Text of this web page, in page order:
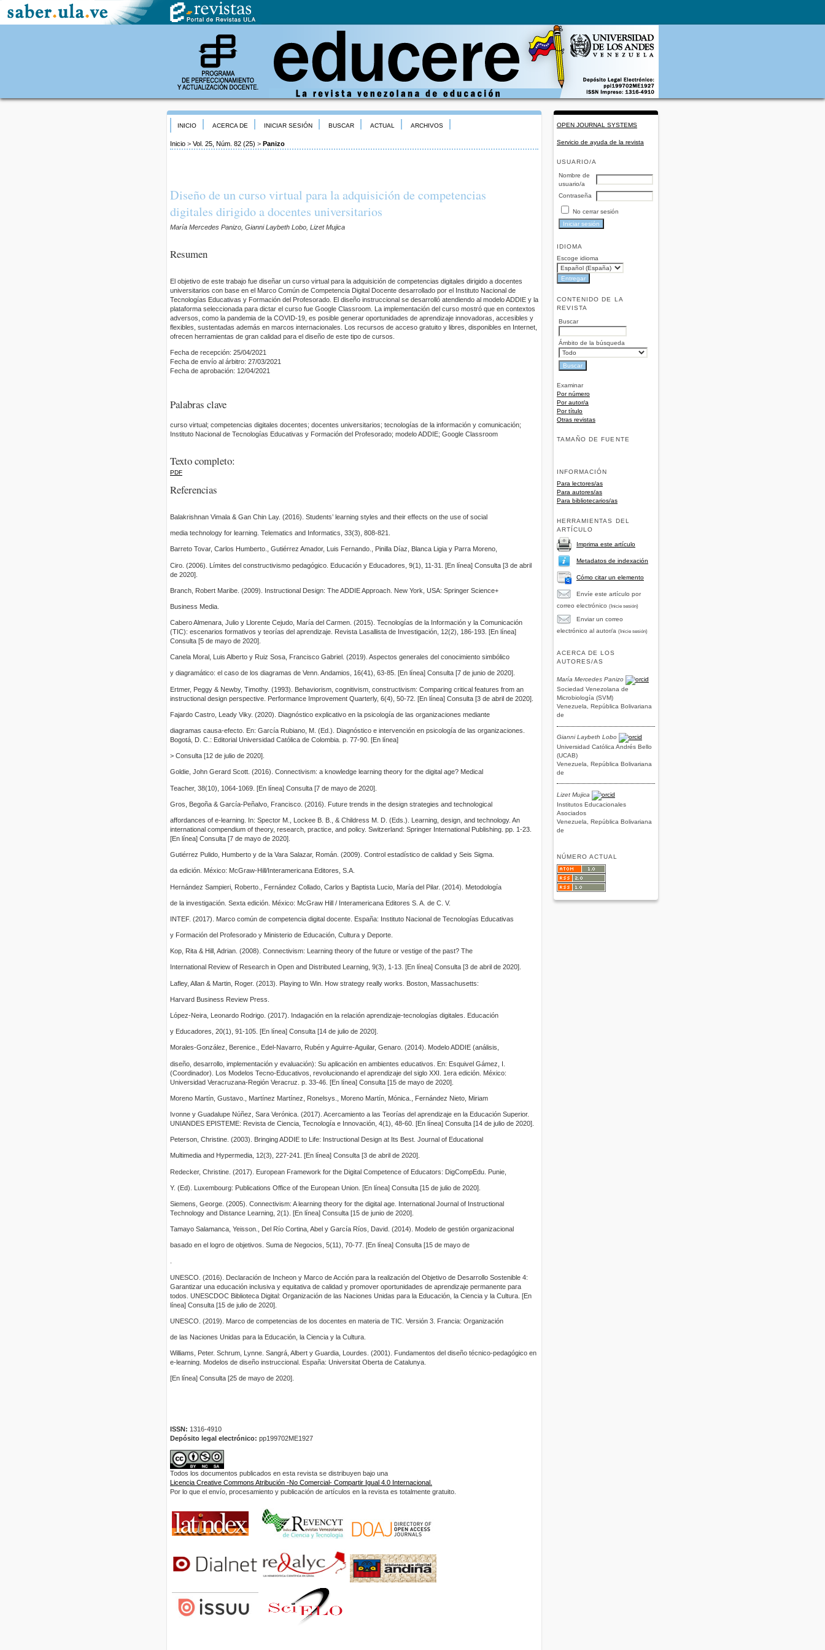
OPEN JOURNAL SYSTEMS
Servicio de ayuda de la revista
USUARIO/A
Nombre de
usuario/a
Contraseña
No cerrar sesión
IDIOMA
Escoge idioma
CONTENIDO DE LA
REVISTA
Buscar
Ámbito de la búsqueda
Examinar
Por número
Por autor/a
Por título
Otras revistas
TAMAÑO DE FUENTE
INFORMACIÓN
Para lectores/as
Para autores/as
Para bibliotecarios/as
HERRAMIENTAS DEL
ARTÍCULO
Imprima este artículo
Metadatos de indexación
Cómo citar un elemento
Envíe este artículo por
correo electrónico (Inicie sesión)
Enviar un correo
electrónico al autor/a (Inicie sesión)
ACERCA DE LOS
AUTORES/AS
María Mercedes Panizo
Sociedad Venezolana de
Microbiología (SVM)
Venezuela, República Bolivariana
de
Gianni Laybeth Lobo
Universidad Católica Andrés Bello
(UCAB)
Venezuela, República Bolivariana
de
Lizet Mujica
Institutos Educacionales
Asociados
Venezuela, República Bolivariana
de
NÚMERO ACTUAL
INICIO ACERCA DE INICIAR SESIÓN BUSCAR ACTUAL ARCHIVOS
Inicio > Vol. 25, Núm. 82 (25) > Panizo
Diseño de un curso virtual para la adquisición de competencias
digitales dirigido a docentes universitarios
María Mercedes Panizo, Gianni Laybeth Lobo, Lizet Mujica
Resumen
El objetivo de este trabajo fue diseñar un curso virtual para la adquisición de competencias digitales dirigido a docentes
universitarios con base en el Marco Común de Competencia Digital Docente desarrollado por el Instituto Nacional de
Tecnologías Educativas y Formación del Profesorado. El diseño instruccional se desarrolló atendiendo al modelo ADDIE y la
plataforma seleccionada para dictar el curso fue Google Classroom. La implementación del curso mostró que en contextos
adversos, como la pandemia de la COVID-19, es posible generar oportunidades de aprendizaje innovadoras, accesibles y
flexibles, sustentadas además en marcos internacionales. Los recursos de acceso gratuito y libres, disponibles en Internet,
ofrecen herramientas de gran calidad para el diseño de este tipo de cursos.
Fecha de recepción: 25/04/2021
Fecha de envío al árbitro: 27/03/2021
Fecha de aprobación: 12/04/2021
Palabras clave
curso virtual; competencias digitales docentes; docentes universitarios; tecnologías de la información y comunicación;
Instituto Nacional de Tecnologías Educativas y Formación del Profesorado; modelo ADDIE; Google Classroom
Texto completo:
PDF
Referencias
Balakrishnan Vimala & Gan Chin Lay. (2016). Students’ learning styles and their effects on the use of social
media technology for learning. Telematics and Informatics, 33(3), 808-821.
Barreto Tovar, Carlos Humberto., Gutiérrez Amador, Luis Fernando., Pinilla Díaz, Blanca Ligia y Parra Moreno,
Ciro. (2006). Límites del constructivismo pedagógico. Educación y Educadores, 9(1), 11-31. [En línea] Consulta [3 de abril
de 2020].
Branch, Robert Maribe. (2009). Instructional Design: The ADDIE Approach. New York, USA: Springer Science+
Business Media.
Cabero Almenara, Julio y Llorente Cejudo, María del Carmen. (2015). Tecnologías de la Información y la Comunicación
(TIC): escenarios formativos y teorías del aprendizaje. Revista Lasallista de Investigación, 12(2), 186-193. [En línea]
Consulta [5 de mayo de 2020].
Canela Moral, Luis Alberto y Ruiz Sosa, Francisco Gabriel. (2019). Aspectos generales del conocimiento simbólico
y diagramático: el caso de los diagramas de Venn. Andamios, 16(41), 63-85. [En línea] Consulta [7 de junio de 2020].
Ertmer, Peggy & Newby, Timothy. (1993). Behaviorism, cognitivism, constructivism: Comparing critical features from an
instructional design perspective. Performance Improvement Quarterly, 6(4), 50-72. [En línea] Consulta [3 de abril de 2020].
Fajardo Castro, Leady Viky. (2020). Diagnóstico explicativo en la psicología de las organizaciones mediante
diagramas causa-efecto. En: García Rubiano, M. (Ed.). Diagnóstico e intervención en psicología de las organizaciones.
Bogotá, D. C.: Editorial Universidad Católica de Colombia. p. 77-90. [En línea]
> Consulta [12 de julio de 2020].
Goldie, John Gerard Scott. (2016). Connectivism: a knowledge learning theory for the digital age? Medical
Teacher, 38(10), 1064-1069. [En línea] Consulta [7 de mayo de 2020].
Gros, Begoña & García-Peñalvo, Francisco. (2016). Future trends in the design strategies and technological
affordances of e-learning. In: Spector M., Lockee B. B., & Childress M. D. (Eds.). Learning, design, and technology. An
international compendium of theory, research, practice, and policy. Switzerland: Springer International Publishing. pp. 1-23.
[En línea] Consulta [7 de mayo de 2020].
Gutiérrez Pulido, Humberto y de la Vara Salazar, Román. (2009). Control estadístico de calidad y Seis Sigma.
da edición. México: McGraw-Hill/Interamericana Editores, S.A.
Hernández Sampieri, Roberto., Fernández Collado, Carlos y Baptista Lucio, María del Pilar. (2014). Metodología
de la investigación. Sexta edición. México: McGraw Hill / Interamericana Editores S. A. de C. V.
INTEF. (2017). Marco común de competencia digital docente. España: Instituto Nacional de Tecnologías Educativas
y Formación del Profesorado y Ministerio de Educación, Cultura y Deporte.
Kop, Rita & Hill, Adrian. (2008). Connectivism: Learning theory of the future or vestige of the past? The
International Review of Research in Open and Distributed Learning, 9(3), 1-13. [En línea] Consulta [3 de abril de 2020].
Lafley, Allan & Martin, Roger. (2013). Playing to Win. How strategy really works. Boston, Massachusetts:
Harvard Business Review Press.
López-Neira, Leonardo Rodrigo. (2017). Indagación en la relación aprendizaje-tecnologías digitales. Educación
y Educadores, 20(1), 91-105. [En línea] Consulta [14 de julio de 2020].
Morales-González, Berenice., Edel-Navarro, Rubén y Aguirre-Aguilar, Genaro. (2014). Modelo ADDIE (análisis,
diseño, desarrollo, implementación y evaluación): Su aplicación en ambientes educativos. En: Esquivel Gámez, I.
(Coordinador). Los Modelos Tecno-Educativos, revolucionando el aprendizaje del siglo XXI. 1era edición. México:
Universidad Veracruzana-Región Veracruz. p. 33-46. [En línea] Consulta [15 de mayo de 2020].
Moreno Martín, Gustavo., Martínez Martínez, Ronelsys., Moreno Martín, Mónica., Fernández Nieto, Miriam
Ivonne y Guadalupe Núñez, Sara Verónica. (2017). Acercamiento a las Teorías del aprendizaje en la Educación Superior.
UNIANDES EPISTEME: Revista de Ciencia, Tecnología e Innovación, 4(1), 48-60. [En línea] Consulta [14 de julio de 2020].
Peterson, Christine. (2003). Bringing ADDIE to Life: Instructional Design at Its Best. Journal of Educational
Multimedia and Hypermedia, 12(3), 227-241. [En línea] Consulta [3 de abril de 2020].
Redecker, Christine. (2017). European Framework for the Digital Competence of Educators: DigCompEdu. Punie,
Y. (Ed). Luxembourg: Publications Office of the European Union. [En línea] Consulta [15 de julio de 2020].
Siemens, George. (2005). Connectivism: A learning theory for the digital age. International Journal of Instructional
Technology and Distance Learning, 2(1). [En línea] Consulta [15 de junio de 2020].
Tamayo Salamanca, Yeisson., Del Río Cortina, Abel y García Ríos, David. (2014). Modelo de gestión organizacional
basado en el logro de objetivos. Suma de Negocios, 5(11), 70-77. [En línea] Consulta [15 de mayo de
.
UNESCO. (2016). Declaración de Incheon y Marco de Acción para la realización del Objetivo de Desarrollo Sostenible 4:
Garantizar una educación inclusiva y equitativa de calidad y promover oportunidades de aprendizaje permanente para
todos. UNESCDOC Biblioteca Digital: Organización de las Naciones Unidas para la Educación, la Ciencia y la Cultura. [En
línea] Consulta [15 de julio de 2020].
UNESCO. (2019). Marco de competencias de los docentes en materia de TIC. Versión 3. Francia: Organización
de las Naciones Unidas para la Educación, la Ciencia y la Cultura.
Williams, Peter. Schrum, Lynne. Sangrá, Albert y Guardia, Lourdes. (2001). Fundamentos del diseño técnico-pedagógico en
e-learning. Modelos de diseño instruccional. España: Universitat Oberta de Catalunya.
[En línea] Consulta [25 de mayo de 2020].
ISSN: 1316-4910
Depósito legal electrónico: pp199702ME1927
Todos los documentos publicados en esta revista se distribuyen bajo una
Licencia Creative Commons Atribución -No Comercial- Compartir Igual 4.0 Internacional.
Por lo que el envío, procesamiento y publicación de artículos en la revista es totalmente gratuito.